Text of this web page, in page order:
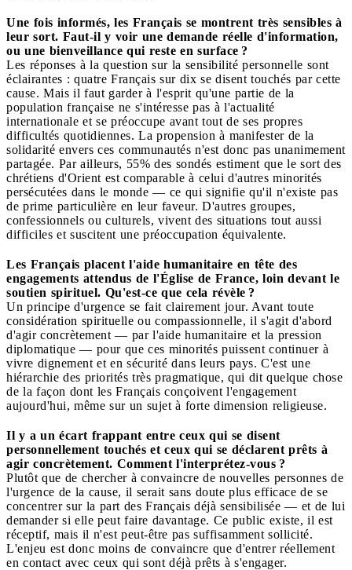
Une fois informés, les Français se montrent très sensibles à
leur sort. Faut-il y voir une demande réelle d'information,
ou une bienveillance qui reste en surface ?
Les réponses à la question sur la sensibilité personnelle sont
éclairantes : quatre Français sur dix se disent touchés par cette
cause. Mais il faut garder à l'esprit qu'une partie de la
population française ne s'intéresse pas à l'actualité
internationale et se préoccupe avant tout de ses propres
difficultés quotidiennes. La propension à manifester de la
solidarité envers ces communautés n'est donc pas unanimement
partagée. Par ailleurs, 55% des sondés estiment que le sort des
chrétiens d'Orient est comparable à celui d'autres minorités
persécutées dans le monde — ce qui signifie qu'il n'existe pas
de prime particulière en leur faveur. D'autres groupes,
confessionnels ou culturels, vivent des situations tout aussi
difficiles et suscitent une préoccupation équivalente.
Les Français placent l'aide humanitaire en tête des
engagements attendus de l'Église de France, loin devant le
soutien spirituel. Qu'est-ce que cela révèle ?
Un principe d'urgence se fait clairement jour. Avant toute
considération spirituelle ou compassionnelle, il s'agit d'abord
d'agir concrètement — par l'aide humanitaire et la pression
diplomatique — pour que ces minorités puissent continuer à
vivre dignement et en sécurité dans leurs pays. C'est une
hiérarchie des priorités très pragmatique, qui dit quelque chose
de la façon dont les Français conçoivent l'engagement
aujourd'hui, même sur un sujet à forte dimension religieuse.
Il y a un écart frappant entre ceux qui se disent
personnellement touchés et ceux qui se déclarent prêts à
agir concrètement. Comment l'interprétez-vous ?
Plutôt que de chercher à convaincre de nouvelles personnes de
l'urgence de la cause, il serait sans doute plus efficace de se
concentrer sur la part des Français déjà sensibilisée — et de lui
demander si elle peut faire davantage. Ce public existe, il est
réceptif, mais il n'est peut-être pas suffisamment sollicité.
L'enjeu est donc moins de convaincre que d'entrer réellement
en contact avec ceux qui sont déjà prêts à s'engager.